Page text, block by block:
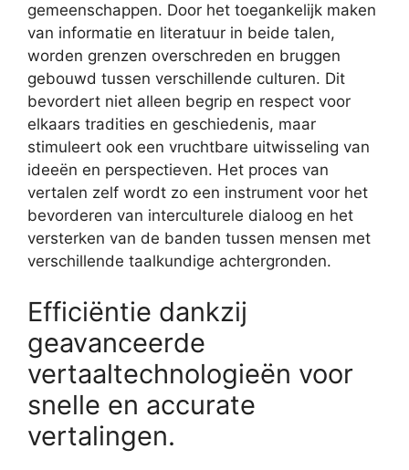
gemeenschappen. Door het toegankelijk maken
van informatie en literatuur in beide talen,
worden grenzen overschreden en bruggen
gebouwd tussen verschillende culturen. Dit
bevordert niet alleen begrip en respect voor
elkaars tradities en geschiedenis, maar
stimuleert ook een vruchtbare uitwisseling van
ideeën en perspectieven. Het proces van
vertalen zelf wordt zo een instrument voor het
bevorderen van interculturele dialoog en het
versterken van de banden tussen mensen met
verschillende taalkundige achtergronden.
Efficiëntie dankzij
geavanceerde
vertaaltechnologieën voor
snelle en accurate
vertalingen.